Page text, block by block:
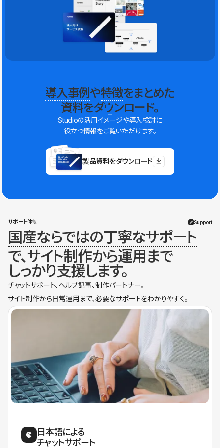
導入事例や特徴をまとめた
資料をダウンロード。
Studioの活用イメージや導入検討に
役立つ情報をご覧いただけます。
製品資料をダウンロード
サポート体制 Support
国産ならではの丁寧なサポート
で、サイト制作から運用まで
しっかり支援します。
チャットサポート、ヘルプ記事、制作パートナー。
サイト制作から日常運用まで、必要なサポートをわかりやすく。
日本語による
チャットサポート